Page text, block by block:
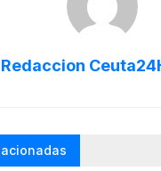
Redaccion